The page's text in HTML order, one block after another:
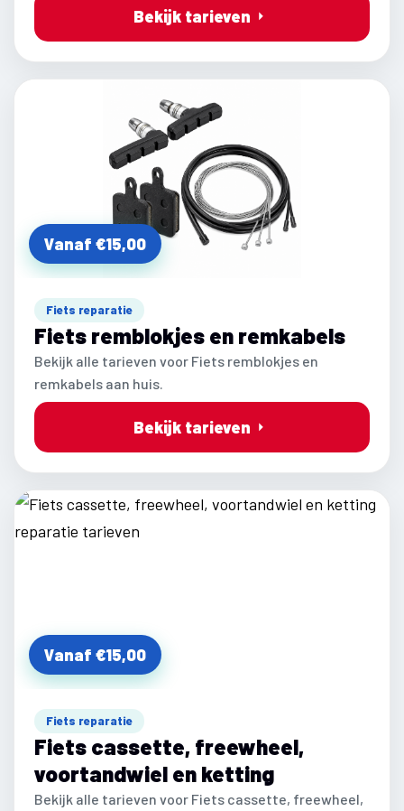
Bekijk tarieven
Vanaf €15,00
Fiets reparatie
Fiets remblokjes en remkabels
Bekijk alle tarieven voor Fiets remblokjes en
remkabels aan huis.
Bekijk tarieven
Vanaf €15,00
Fiets reparatie
Fiets cassette, freewheel,
voortandwiel en ketting
Bekijk alle tarieven voor Fiets cassette, freewheel,